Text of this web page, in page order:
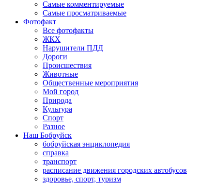
Самые комментируемые
Самые просматриваемые
Фотофакт
Все фотофакты
ЖКХ
Нарушители ПДД
Дороги
Происшествия
Животные
Общественные мероприятия
Мой город
Природа
Культура
Спорт
Разное
Наш Бобруйск
бобруйская энциклопедия
справка
транспорт
расписание движения городских автобусов
здоровье, спорт, туризм